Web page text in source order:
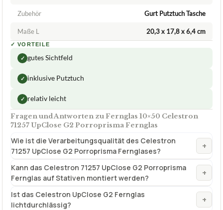
Zubehör Gurt Putztuch Tasche
Maße L 20,3 x 17,8 x 6,4 cm
✓ VORTEILE
✓ gutes Sichtfeld
✓ inklusive Putztuch
✓ relativ leicht
Fragen und Antworten zu Fernglas 10×50 Celestron
71257 UpClose G2 Porroprisma Fernglas
Wie ist die Verarbeitungsqualität des Celestron
71257 UpClose G2 Porroprisma Fernglases?
+
Kann das Celestron 71257 UpClose G2 Porroprisma
Fernglas auf Stativen montiert werden?
+
Ist das Celestron UpClose G2 Fernglas
lichtdurchlässig?
+